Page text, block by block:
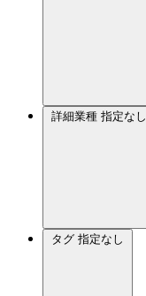
詳細業種 指定なし
タグ 指定なし